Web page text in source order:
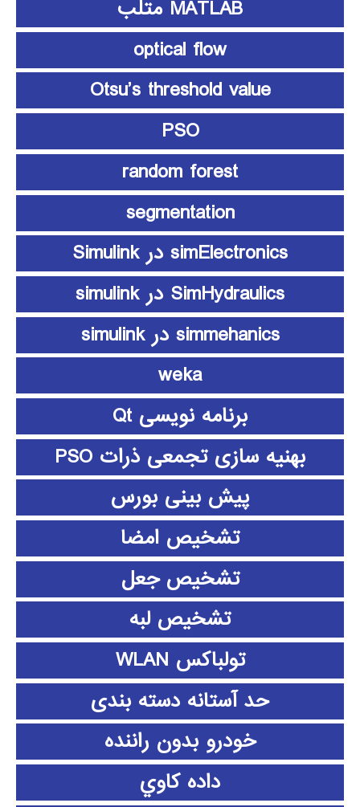
MATLAB متلب
optical flow
Otsu’s threshold value
PSO
random forest
segmentation
simElectronics در Simulink
SimHydraulics در simulink
simmehanics در simulink
weka
برنامه نویسی Qt
بهنیه سازی تجمعی ذرات PSO
پیش بینی بورس
تشخیص امضا
تشخیص جعل
تشخیص لبه
تولباکس WLAN
حد آستانه دسته بندی
خودرو بدون راننده
داده كاوي